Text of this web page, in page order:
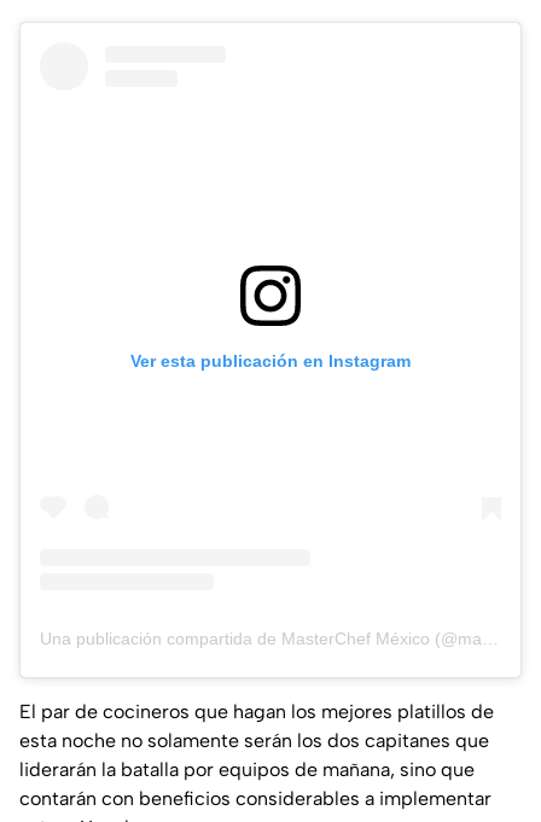
Ver esta publicación en Instagram
El par de cocineros que hagan los mejores platillos de
esta noche no solamente serán los dos capitanes que
liderarán la batalla por equipos de mañana, sino que
contarán con beneficios considerables a implementar